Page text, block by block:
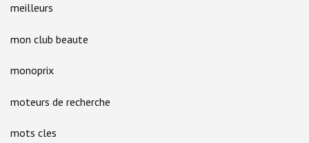
meilleurs
mon club beaute
monoprix
moteurs de recherche
mots cles